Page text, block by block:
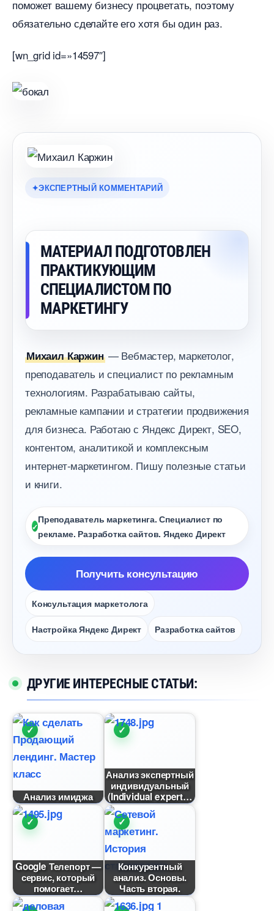
поможет вашему бизнесу процветать, поэтому
обязательно сделайте его хотя бы один раз.
[wn_grid id=»14597″]
ЭКСПЕРТНЫЙ КОММЕНТАРИЙ
МАТЕРИАЛ ПОДГОТОВЛЕН
ПРАКТИКУЮЩИМ
СПЕЦИАЛИСТОМ ПО
МАРКЕТИНГУ
Михаил Каржин— Вебмастер, маркетолог,
преподаватель и специалист по рекламным
технологиям. Разрабатываю сайты,
рекламные кампании и стратегии продвижения
для бизнеса. Работаю с Яндекс Директ, SEO,
контентом, аналитикой и комплексным
интернет-маркетингом. Пишу полезные статьи
и книги.
Преподаватель маркетинга. Специалист по
рекламе. Разработка сайтов. Яндекс Директ
Получить консультацию
Консультация маркетолога
Настройка Яндекс Директ Разработка сайто
ДРУГИЕ ИНТЕРЕСНЫЕ СТАТЬИ:
Анализ имиджа
Анализ экспертный
индивидуальный
(Individual expert
Google Телепорт —
сервис, который
помогает
Конкурентный
анализ. Основы.
Часть вторая.